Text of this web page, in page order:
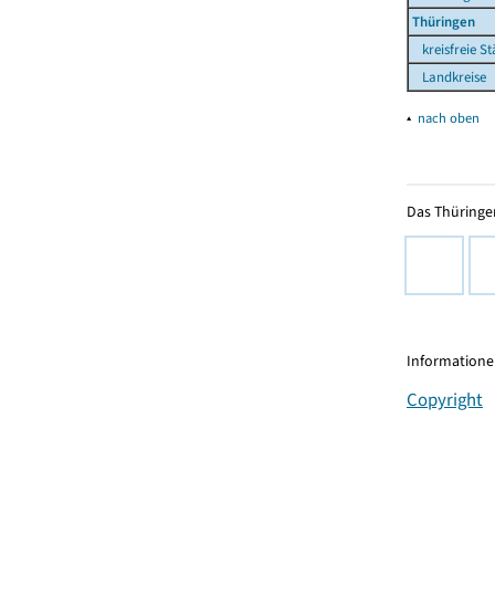
Thüringen
kreisfreie
Landkreise
▴ nach oben
Das
Copyright